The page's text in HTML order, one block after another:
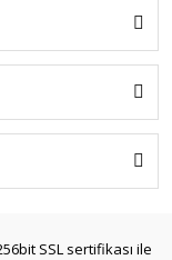
SSL sertifikası ile